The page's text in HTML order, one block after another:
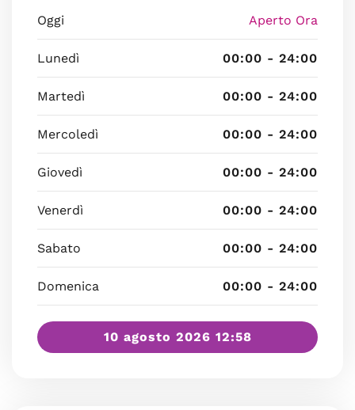
Oggi Aperto Ora
Lunedì 00:00 - 24:00
Martedì 00:00 - 24:00
Mercoledì 00:00 - 24:00
Giovedì 00:00 - 24:00
Venerdì 00:00 - 24:00
Sabato 00:00 - 24:00
Domenica 00:00 - 24:00
10 agosto 2026 12:58